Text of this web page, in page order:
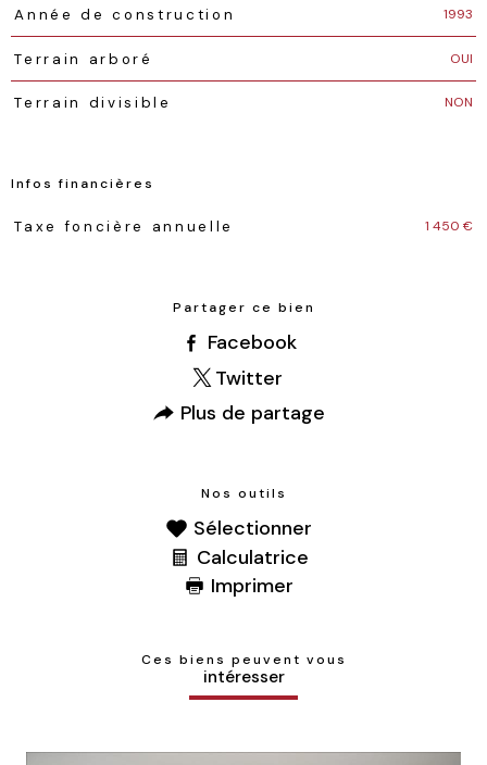
Année de construction 1993
Terrain arboré OUI
Terrain divisible NON
Infos financières
Caractéristiques Valeurs
Taxe foncière annuelle 1 450 €
Partager ce bien
Facebook
Twitter
Plus de partage
Nos outils
Sélectionner
Calculatrice
Imprimer
Ces biens peuvent vous
intéresser